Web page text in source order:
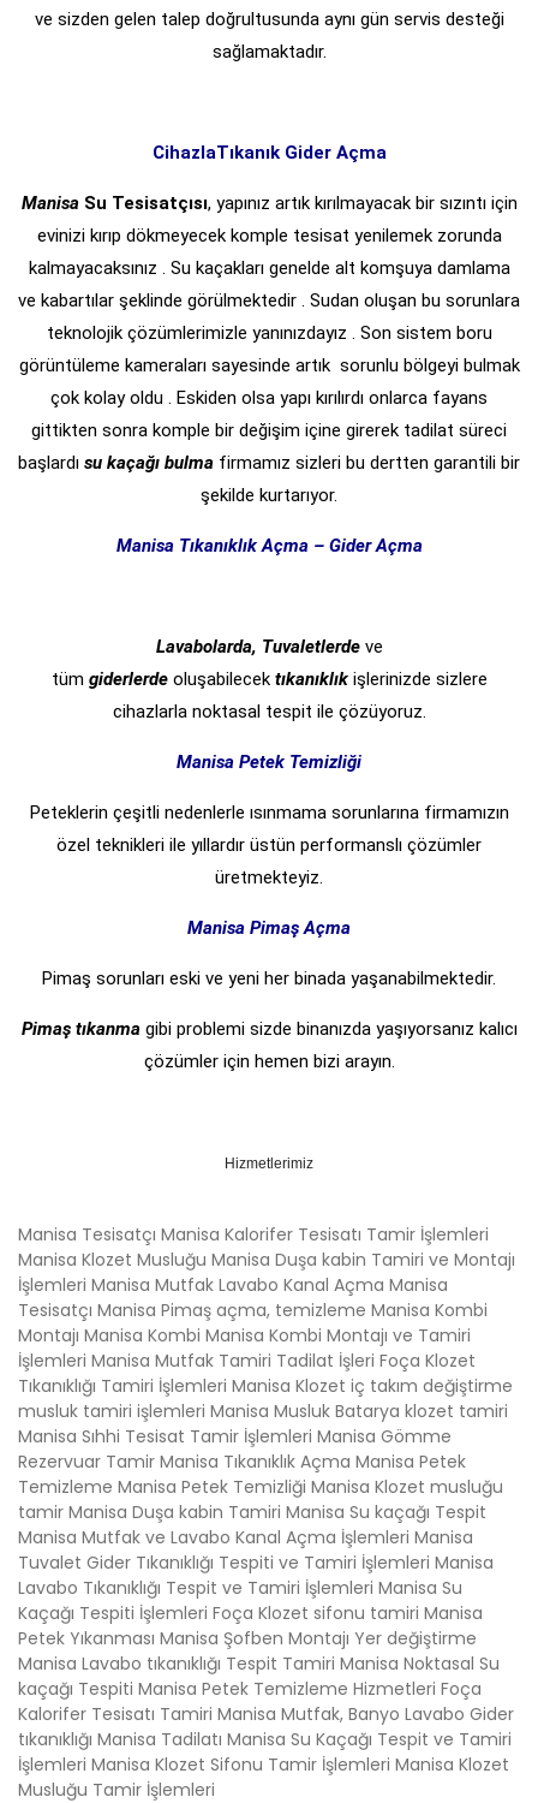
ve sizden gelen talep doğrultusunda aynı gün servis desteği
sağlamaktadır.
CihazlaTıkanık Gider Açma
Manisa Su Tesisatçısı, yapınız artık kırılmayacak bir sızıntı için
evinizi kırıp dökmeyecek komple tesisat yenilemek zorunda
kalmayacaksınız . Su kaçakları genelde alt komşuya damlama
ve kabartılar şeklinde görülmektedir . Sudan oluşan bu sorunlara
teknolojik çözümlerimizle yanınızdayız . Son sistem boru
görüntüleme kameraları sayesinde artık sorunlu bölgeyi bulmak
çok kolay oldu . Eskiden olsa yapı kırılırdı onlarca fayans
gittikten sonra komple bir değişim içine girerek tadilat süreci
başlardı su kaçağı bulma firmamız sizleri bu dertten garantili bir
şekilde kurtarıyor.
Manisa Tıkanıklık Açma – Gider Açma
Lavabolarda, Tuvaletlerdeve
tüm giderlerdeoluşabilecek tıkanıklıkişlerinizde sizlere
cihazlarla noktasal tespit ile çözüyoruz.
Manisa Petek Temizliği
Peteklerin çeşitli nedenlerle ısınmama sorunlarına firmamızın
özel teknikleri ile yıllardır üstün performanslı çözümler
üretmekteyiz.
Manisa Pimaş Açma
Pimaş sorunları eski ve yeni her binada yaşanabilmektedir.
Pimaş tıkanmagibi problemi sizde binanızda yaşıyorsanız kalıcı
çözümler için hemen bizi arayın.
Hizmetlerimiz
Manisa Tesisatçı Manisa Kalorifer Tesisatı Tamir İşlemleri
Manisa Klozet Musluğu Manisa Duşa kabin Tamiri ve Montajı
İşlemleri Manisa Mutfak Lavabo Kanal Açma Manisa
Tesisatçı Manisa Pimaş açma, temizleme Manisa Kombi
Montajı Manisa Kombi Manisa Kombi Montajı ve Tamiri
İşlemleri Manisa Mutfak Tamiri Tadilat İşleri Foça Klozet
Tıkanıklığı Tamiri İşlemleri Manisa Klozet iç takım değiştirme
musluk tamiri işlemleri Manisa Musluk Batarya klozet tamiri
Manisa Sıhhi Tesisat Tamir İşlemleri Manisa Gömme
Rezervuar Tamir Manisa Tıkanıklık Açma Manisa Petek
Temizleme Manisa Petek Temizliği Manisa Klozet musluğu
tamir Manisa Duşa kabin Tamiri Manisa Su kaçağı Tespit
Manisa Mutfak ve Lavabo Kanal Açma İşlemleri Manisa
Tuvalet Gider Tıkanıklığı Tespiti ve Tamiri İşlemleri Manisa
Lavabo Tıkanıklığı Tespit ve Tamiri İşlemleri Manisa Su
Kaçağı Tespiti İşlemleri Foça Klozet sifonu tamiri Manisa
Petek Yıkanması Manisa Şofben Montajı Yer değiştirme
Manisa Lavabo tıkanıklığı Tespit Tamiri Manisa Noktasal Su
kaçağı Tespiti Manisa Petek Temizleme Hizmetleri Foça
Kalorifer Tesisatı Tamiri Manisa Mutfak, Banyo Lavabo Gider
tıkanıklığı Manisa Tadilatı Manisa Su Kaçağı Tespit ve Tamiri
İşlemleri Manisa Klozet Sifonu Tamir İşlemleri Manisa Klozet
Musluğu Tamir İşlemleri